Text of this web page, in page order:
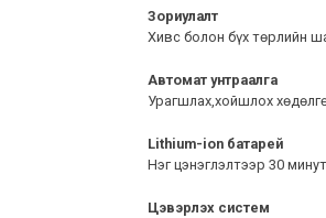
Зориулалт
Хивс болон бүх төрлийн
Автомат унтраалга
Урагшлах,хойшлох
Lithium-ion батарей
Нэг цэнэглэлтээр 30
Цэвэрлэх систем